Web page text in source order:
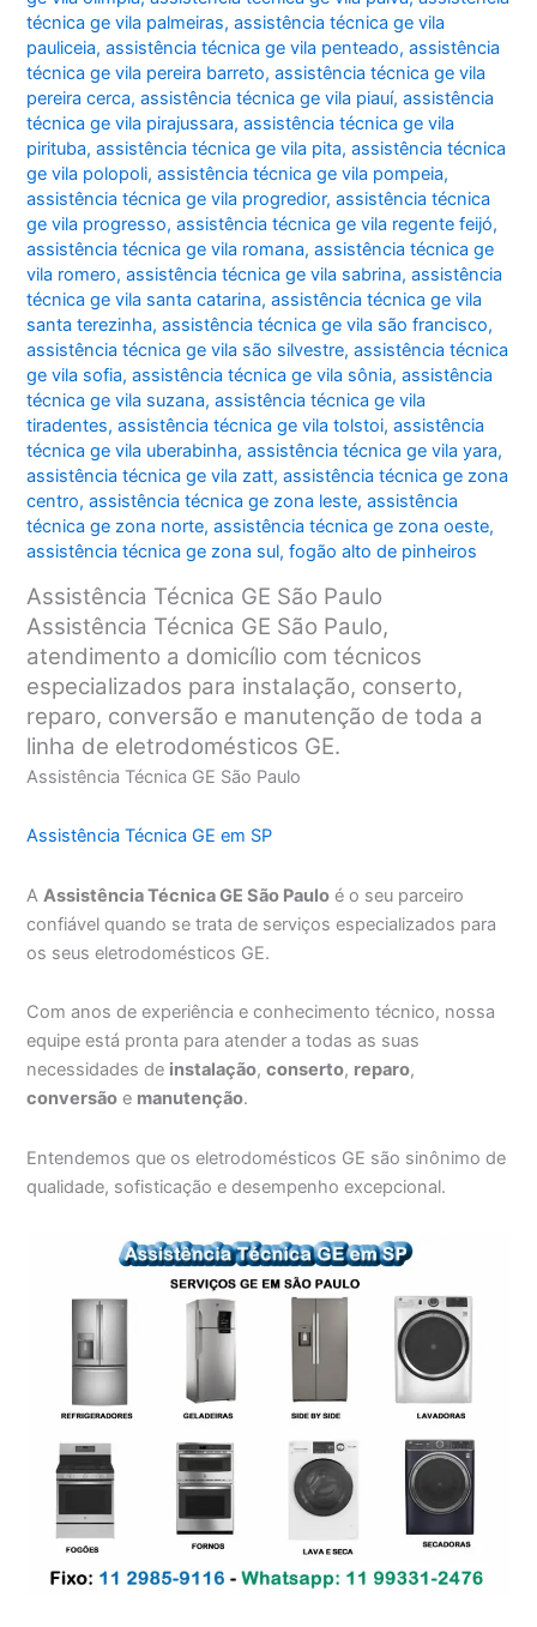
técnica ge vila palmeiras,assistência técnica ge vila
pauliceia,assistência técnica ge vila penteado,assistência
técnica ge vila pereira barreto,assistência técnica ge vila
pereira cerca,assistência técnica ge vila piauí,assistência
técnica ge vila pirajussara,assistência técnica ge vila
pirituba,assistência técnica ge vila pita,assistência técnica
ge vila polopoli,assistência técnica ge vila pompeia,
assistência técnica ge vila progredior,assistência técnica
ge vila progresso,assistência técnica ge vila regente feijó,
assistência técnica ge vila romana,assistência técnica ge
vila romero,assistência técnica ge vila sabrina,assistência
técnica ge vila santa catarina,assistência técnica ge vila
santa terezinha,assistência técnica ge vila são francisco,
assistência técnica ge vila são silvestre,assistência técnica
ge vila sofia,assistência técnica ge vila sônia,assistência
técnica ge vila suzana,assistência técnica ge vila
tiradentes,assistência técnica ge vila tolstoi,assistência
técnica ge vila uberabinha,assistência técnica ge vila yara,
assistência técnica ge vila zatt,assistência técnica ge zona
centro,assistência técnica ge zona leste,assistência
técnica ge zona norte,assistência técnica ge zona oeste,
assistência técnica ge zona sul,fogão alto de pinheiros
Assistência Técnica GE São Paulo
Assistência Técnica GE São Paulo,
atendimento a domicílio com técnicos
especializados para instalação, conserto,
reparo, conversão e manutenção de toda a
linha de eletrodomésticos GE.
Assistência Técnica GE São Paulo
Assistência Técnica GE em SP
AAssistência Técnica GE São Paulo é o seu parceiro
confiável quando se trata de serviços especializados para
os seus eletrodomésticos GE.
Com anos de experiência e conhecimento técnico, nossa
equipe está pronta para atender a todas as suas
necessidades de instalação,conserto, reparo,
conversão e manutenção.
Entendemos que os eletrodomésticos GE são sinônimo de
qualidade, sofisticação e desempenho excepcional.